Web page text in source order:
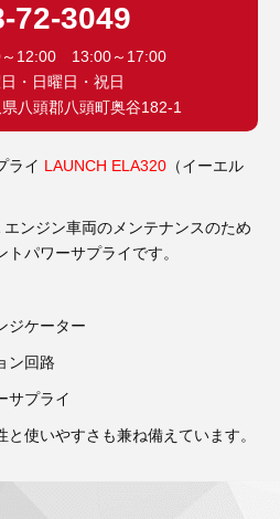
72-3049
12:00 13:00～17:00
日曜日・祝日
八頭郡八頭町奥谷182-1
ライ LAUNCH ELA320 （イーエル
ンジン車両のメンテナンスのため
パワーサプライです。
ジケーター
ン回路
サプライ
使いやすさも兼ね備えています。